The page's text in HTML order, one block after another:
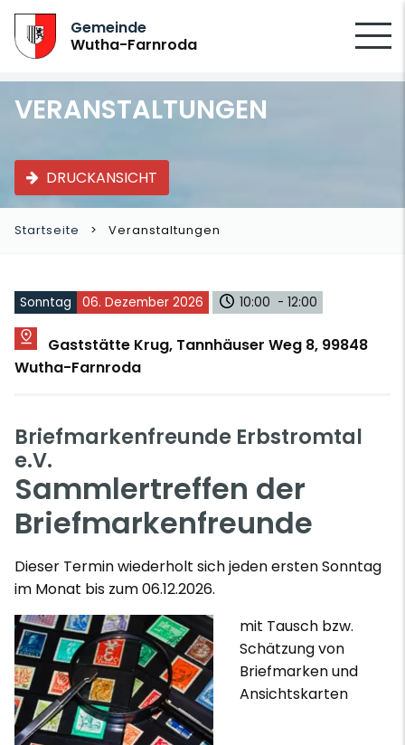
Gemeinde
Wutha-Farnroda
VERANSTALTUNGEN
DRUCKANSICHT
Startseite Veranstaltungen
Sonntag 06. Dezember 2026 10:00 - 12:00
Gaststätte Krug, Tannhäuser Weg 8, 99848
Wutha-Farnroda
Briefmarkenfreunde Erbstromtal
e.V.
Sammlertreffen der
Briefmarkenfreunde
Dieser Termin wiederholt sich jeden ersten Sonntag
im Monat bis zum 06.12.2026.
mit Tausch bzw.
Schätzung von
Briefmarken und
Ansichtskarten